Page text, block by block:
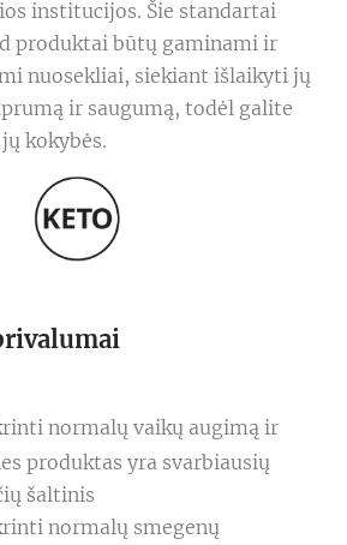
institucijos. Šie standartai
produktai būtų gaminami ir
nuosekliai, siekiant išlaikyti jų
ir saugumą, todėl galite
kokybės.
normalų vaikų augimą ir
produktas yra svarbiausių
šaltinis
normalų smegenų